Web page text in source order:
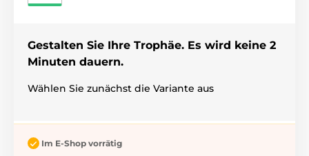
Gestalten Sie Ihre Trophäe. Es wird keine 2
Minuten dauern.
Wählen Sie zunächst die Variante aus
Im E-Shop vorrätig